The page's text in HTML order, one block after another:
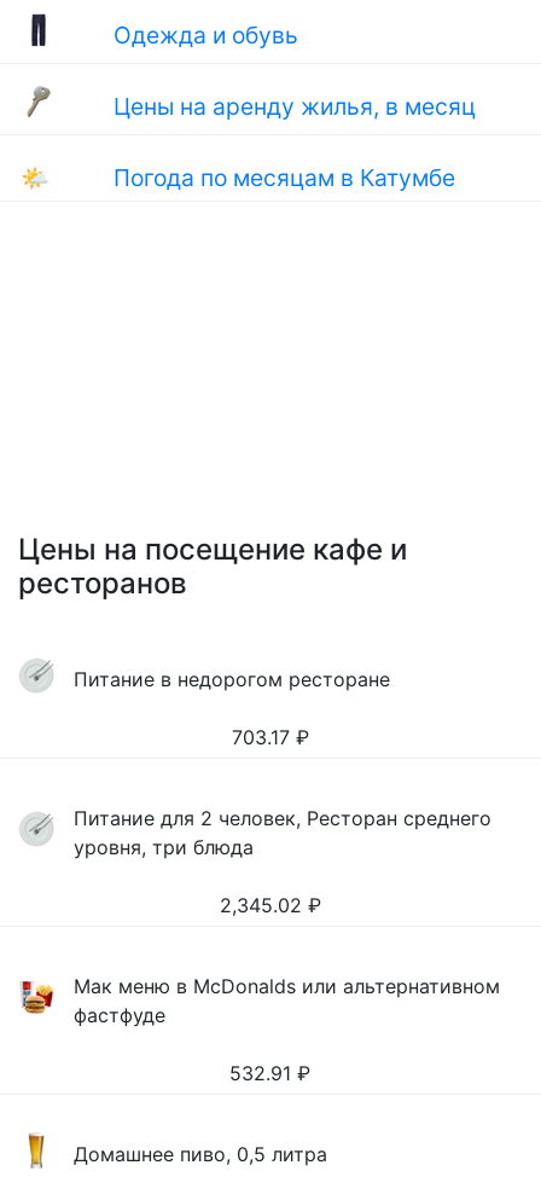
Одежда и обувь
Цены на аренду жилья, в месяц
🌤 Погода по месяцам в Катумбе
Цены на посещение кафе и
ресторанов
Питание в недорогом ресторане
703.17 ₽
Питание для 2 человек, Ресторан среднего
уровня, три блюда
2,345.02 ₽
Мак меню в McDonalds или альтернативном
фастфуде
532.91 ₽
Домашнее пиво, 0,5 литра